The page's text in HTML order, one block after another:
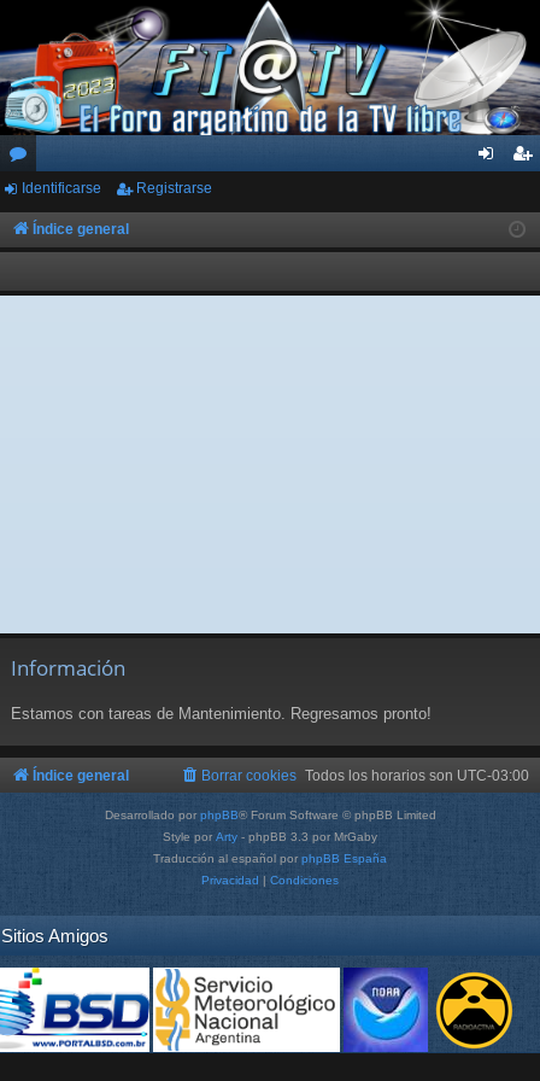
or
os
ar
ist
rs
Identificarse Registrarse
Índice general
Información
Estamos con tareas de Mantenimiento. Regresamos pronto!
Índice general Todos los horarios son UTC-03:00
Borrar cookies
Desarrollado por phpBB® Forum Software © phpBB Limited
Style por Arty - phpBB 3.3 por MrGaby
Traducción al español por phpBB España
Privacidad | Condiciones
Sitios Amigos